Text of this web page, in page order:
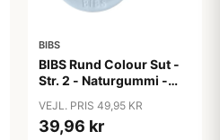
BIBS
BIBS Rund Colour Sut -
Str. 2 - Naturgummi -
Blue/Dusty Blue
VEJL. PRIS 49,95 KR
39,96 kr